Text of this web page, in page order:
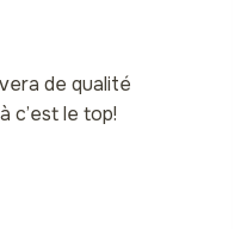
de qualité
c’est le top!